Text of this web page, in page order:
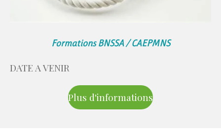
Formations BNSSA / CAEPMNS
DATE A VENIR
Plus d'informations